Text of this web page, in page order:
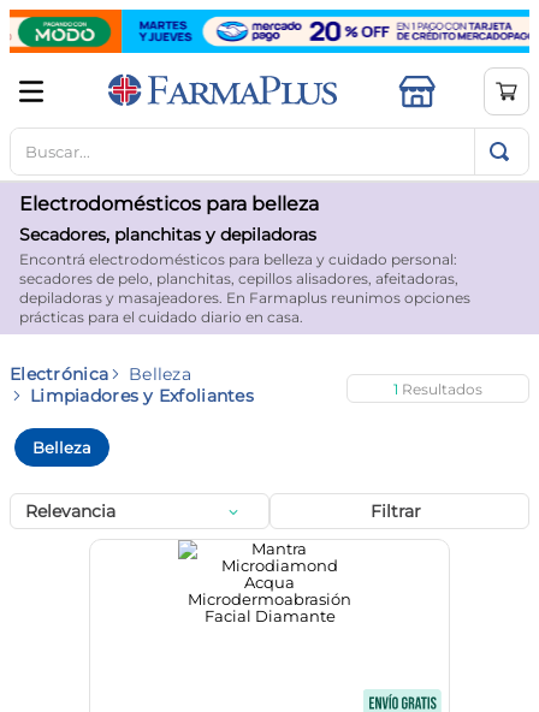
Buscar...
Electrodomésticos para belleza
Secadores, planchitas y depiladoras
Encontrá electrodomésticos para belleza y cuidado personal:
secadores de pelo, planchitas, cepillos alisadores, afeitadoras,
depiladoras y masajeadores. En Farmaplus reunimos opciones
prácticas para el cuidado diario en casa.
Electrónica
Belleza
Limpiadores y Exfoliantes
1
Belleza
Filtrar
Relevancia
TÉRMINOS MÁS BUSCADOS
1.
mela b3
2
cerave limpieza
3.
creatina
4.
loreal
6.
proteina
7.
ibuprofeno
9.
magnesio